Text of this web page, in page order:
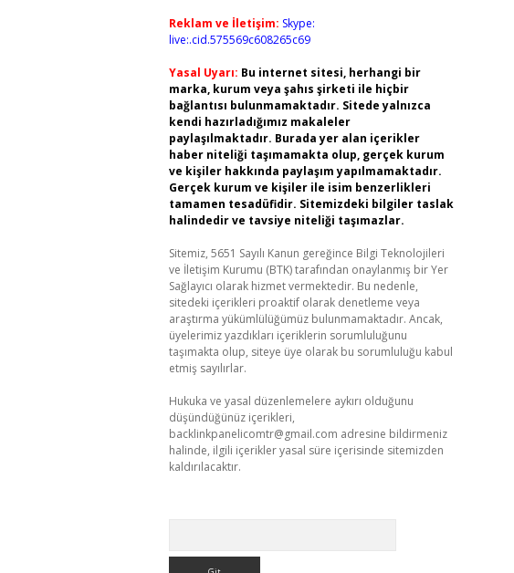
Reklam ve İletişim: Skype:
live:.cid.575569c608265c69
Yasal Uyarı: Bu internet sitesi, herhangi bir
marka, kurum veya şahıs şirketi ile hiçbir
bağlantısı bulunmamaktadır. Sitede yalnızca
kendi hazırladığımız makaleler
paylaşılmaktadır. Burada yer alan içerikler
haber niteliği taşımamakta olup, gerçek kurum
ve kişiler hakkında paylaşım yapılmamaktadır.
Gerçek kurum ve kişiler ile isim benzerlikleri
tamamen tesadüfidir. Sitemizdeki bilgiler taslak
halindedir ve tavsiye niteliği taşımazlar.
Sitemiz, 5651 Sayılı Kanun gereğince Bilgi Teknolojileri
ve İletişim Kurumu (BTK) tarafından onaylanmış bir Yer
Sağlayıcı olarak hizmet vermektedir. Bu nedenle,
sitedeki içerikleri proaktif olarak denetleme veya
araştırma yükümlülüğümüz bulunmamaktadır. Ancak,
üyelerimiz yazdıkları içeriklerin sorumluluğunu
taşımakta olup, siteye üye olarak bu sorumluluğu kabul
etmiş sayılırlar.
Hukuka ve yasal düzenlemelere aykırı olduğunu
düşündüğünüz içerikleri,
backlinkpanelicomtr@gmail.com adresine bildirmeniz
halinde, ilgili içerikler yasal süre içerisinde sitemizden
kaldırılacaktır.